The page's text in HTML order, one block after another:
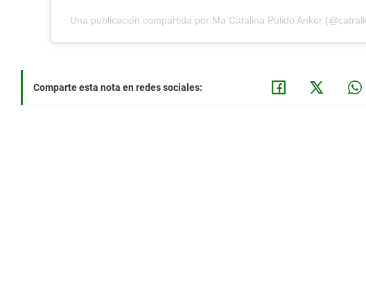
Una publicación compartida por Ma Catalina Pulido Anker‍
Comparte esta nota en redes sociales: